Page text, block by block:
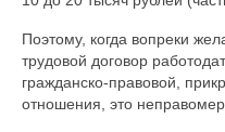
Поэтому, когда вопреки
трудовой договор
гражданско-правовой,
отношения, это